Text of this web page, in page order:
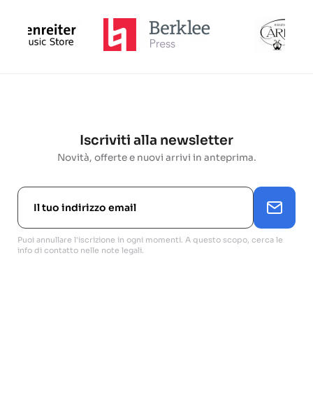
Iscriviti alla newsletter
Novità, offerte e nuovi arrivi in anteprima.
Puoi annullare l'iscrizione in ogni momenti. A questo scopo, cerca le
info di contatto nelle note legali.